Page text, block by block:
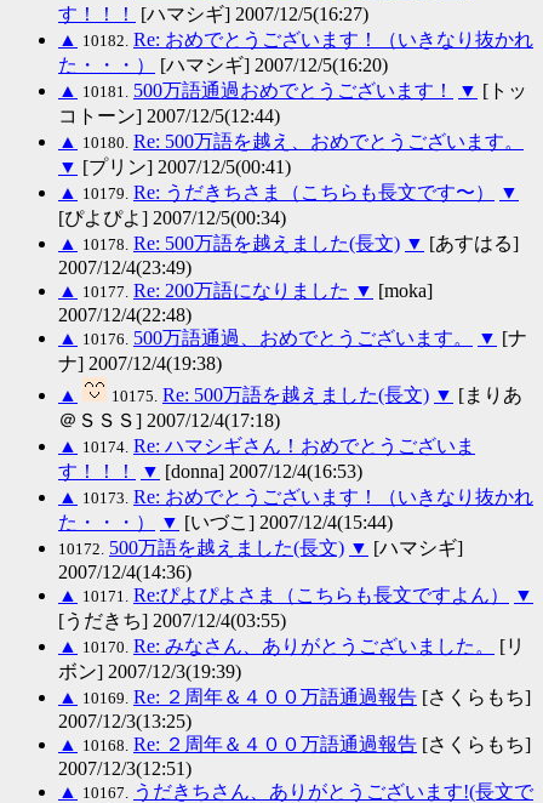
す！！！
[ハマシギ] 2007/12/5(16:27)
▲ 10182. Re: おめでとうございます！（いきなり抜かれ
た・・・）
[ハマシギ] 2007/12/5(16:20)
▲ 10181. 500万語通過おめでとうございます！ ▼ [トッ
コトーン] 2007/12/5(12:44)
▲ 10180. Re: 500万語を越え、おめでとうございます。
▼ [プリン] 2007/12/5(00:41)
▲ 10179. Re: うだきちさま（こちらも長文です〜）
▼
[ぴよぴよ] 2007/12/5(00:34)
▲ 10178. Re: 500万語を越えました(長文) ▼ [あすはる]
2007/12/4(23:49)
▲ 10177. Re: 200万語になりました ▼ [moka]
2007/12/4(22:48)
▲ 10176. 500万語通過、おめでとうございます。 ▼ [ナ
ナ] 2007/12/4(19:38)
▲
10175. Re: 500万語を越えました(長文) ▼ [まりあ
＠ＳＳＳ] 2007/12/4(17:18)
▲ 10174. Re: ハマシギさん！おめでとうございま
す！！！
▼ [donna] 2007/12/4(16:53)
▲ 10173. Re: おめでとうございます！（いきなり抜かれ
た・・・）
▼ [いづこ] 2007/12/4(15:44)
10172. 500万語を越えました(長文) ▼ [ハマシギ]
2007/12/4(14:36)
▲ 10171. Re:ぴよぴよさま（こちらも長文ですよん）
▼
[うだきち] 2007/12/4(03:55)
▲ 10170. Re: みなさん、ありがとうございました。
[リ
ボン] 2007/12/3(19:39)
▲ 10169. Re: ２周年＆４００万語通過報告 [さくらもち]
2007/12/3(13:25)
▲ 10168. Re: ２周年＆４００万語通過報告 [さくらもち]
2007/12/3(12:51)
▲ 10167.
うだきちさん、ありがとうございます!(長文で